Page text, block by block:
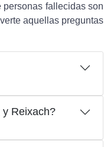
fallecidas son
aquellas preguntas
Reixach?